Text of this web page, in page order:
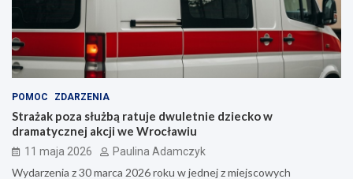
POMOC ZDARZENIA
Strażak poza służbą ratuje dwuletnie dziecko w
dramatycznej akcji we Wrocławiu
11 maja 2026 Paulina Adamczyk
Wydarzenia z 30 marca 2026 roku w jednej z miejscowych